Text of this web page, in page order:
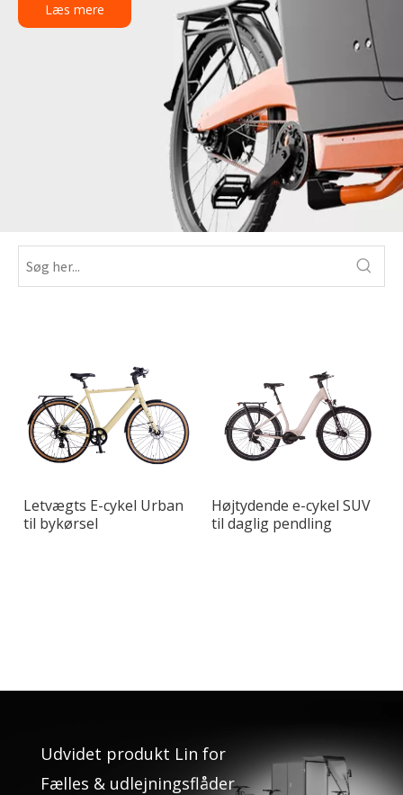
Læs mere
Letvægts E-cykel Urban
til bykørsel
Højtydende e-cykel SUV
til daglig pendling
Udvidet produkt Lin for
Fælles & udlejningsflåder